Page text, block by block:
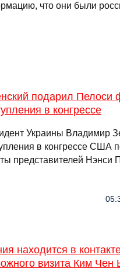
что они были
подарил Пелоси
в конгрессе
Украины Владимир
в конгрессе США
представителей Нэнси
находится в
визита Ким